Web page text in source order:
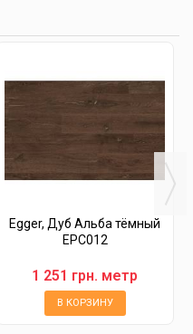
Egger, Дуб Альба тёмный
EPC012
1 251 грн. метр
В КОРЗИНУ